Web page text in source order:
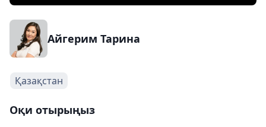
Айгерим Тарина
Қазақстан
Оқи отырыңыз